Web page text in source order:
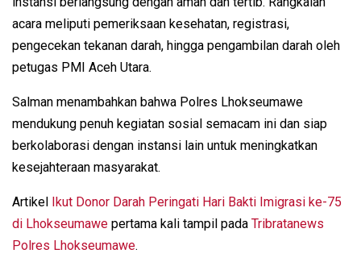
acara meliputi pemeriksaan kesehatan, registrasi,
pengecekan tekanan darah, hingga pengambilan darah oleh
petugas PMI Aceh Utara.
Salman menambahkan bahwa Polres Lhokseumawe
mendukung penuh kegiatan sosial semacam ini dan siap
berkolaborasi dengan instansi lain untuk meningkatkan
kesejahteraan masyarakat.
Artikel Ikut Donor Darah Peringati Hari Bakti Imigrasi ke-75
di Lhokseumawe pertama kali tampil pada Tribratanews
Polres Lhokseumawe.